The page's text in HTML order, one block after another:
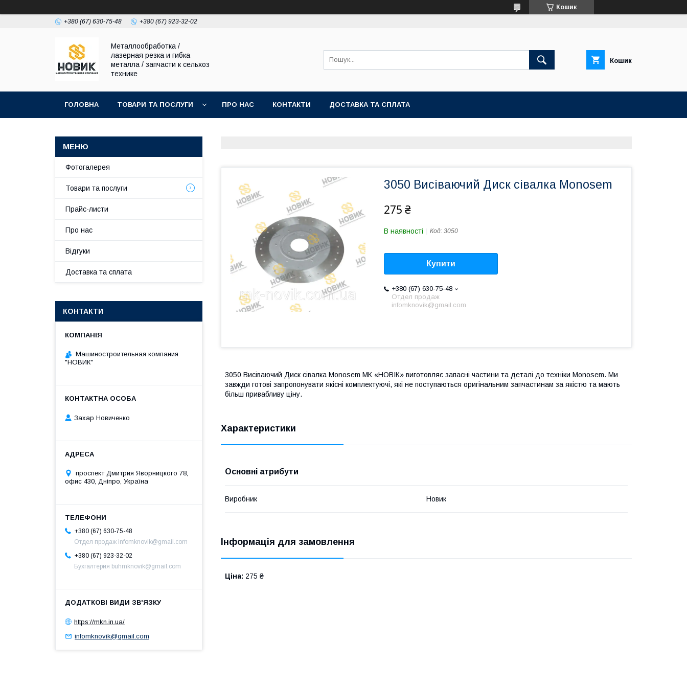
Кошик
+380 (67) 630-75-48 +380 (67) 923-32-02
Металлообработка /
лазерная резка и гибка
металла / запчасти к сельхоз
технике
Кошик
ГОЛОВНА ТОВАРИ ТА ПОСЛУГИ ПРО НАС КОНТАКТИ ДОСТАВКА ТА СПЛАТА
3050 Висіваючий Диск сівалка Monosem
275 ₴
В наявності Код: 3050
Купити
+380 (67) 630-75-48
Отдел продаж
infomknovik@gmail.com
3050 Висіваючий Диск сівалка Monosem МК «НОВІК» виготовляє запасні частини та деталі до техніки Monosem. Ми
завжди готові запропонувати якісні комплектуючі, які не поступаються оригінальним запчастинам за якістю та мають
більш привабливу ціну.
Характеристики
Основні атрибути
Виробник Новик
Інформація для замовлення
Ціна: 275 ₴
Фотогалерея
Товари та послуги
Прайс-листи
Про нас
Відгуки
Доставка та сплата
КОНТАКТИ
Машиностроительная компания
"НОВИК"
Захар Новиченко
проспект Дмитрия Яворницкого 78,
офис 430, Дніпро, Україна
+380 (67) 630-75-48
Отдел продаж infomknovik@gmail.com
+380 (67) 923-32-02
Бухгалтерия buhmknovik@gmail.com
https://mkn.in.ua/
infomknovik@gmail.com